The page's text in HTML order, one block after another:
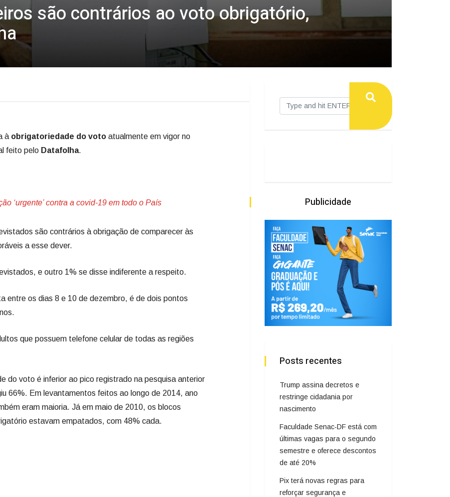
são contrários ao voto obrigatório,
à obrigatoriedade do voto atualmente em vigor no
feito pelo Datafolha.
‘urgente’ contra a covid-19 em todo o País
são contrários à obrigação de comparecer às
a esse dever.
e outro 1% se disse indiferente a respeito.
entre os dias 8 e 10 de dezembro, é de dois pontos
que possuem telefone celular de todas as regiões
do voto é inferior ao pico registrado na pesquisa anterior
66%. Em levantamentos feitos ao longo de 2014, ano
eram maioria. Já em maio de 2010, os blocos
estavam empatados, com 48% cada.
Publicidade
Posts recentes
Trump assina decretos e
restringe cidadania por
nascimento
Faculdade Senac-DF está com
últimas vagas para o segundo
semestre e oferece descontos
de até 20%
Pix terá novas regras para
reforçar segurança e